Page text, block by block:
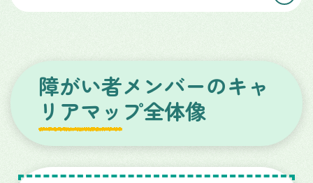
障がい者メンバーのキャ
リアマップ全体像